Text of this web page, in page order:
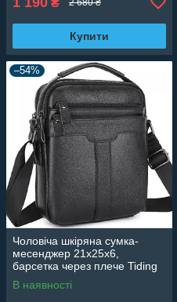
2 680 ₴
Купити
–54%
Чоловіча шкіряна сумка-
месенджер 21х25х6,
барсетка через плече Tiding
Bag A25-3278A Чорна
В наявності